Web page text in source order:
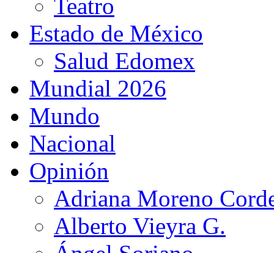
Teatro
Estado de México
Salud Edomex
Mundial 2026
Mundo
Nacional
Opinión
Adriana Moreno
Alberto Vieyra G.